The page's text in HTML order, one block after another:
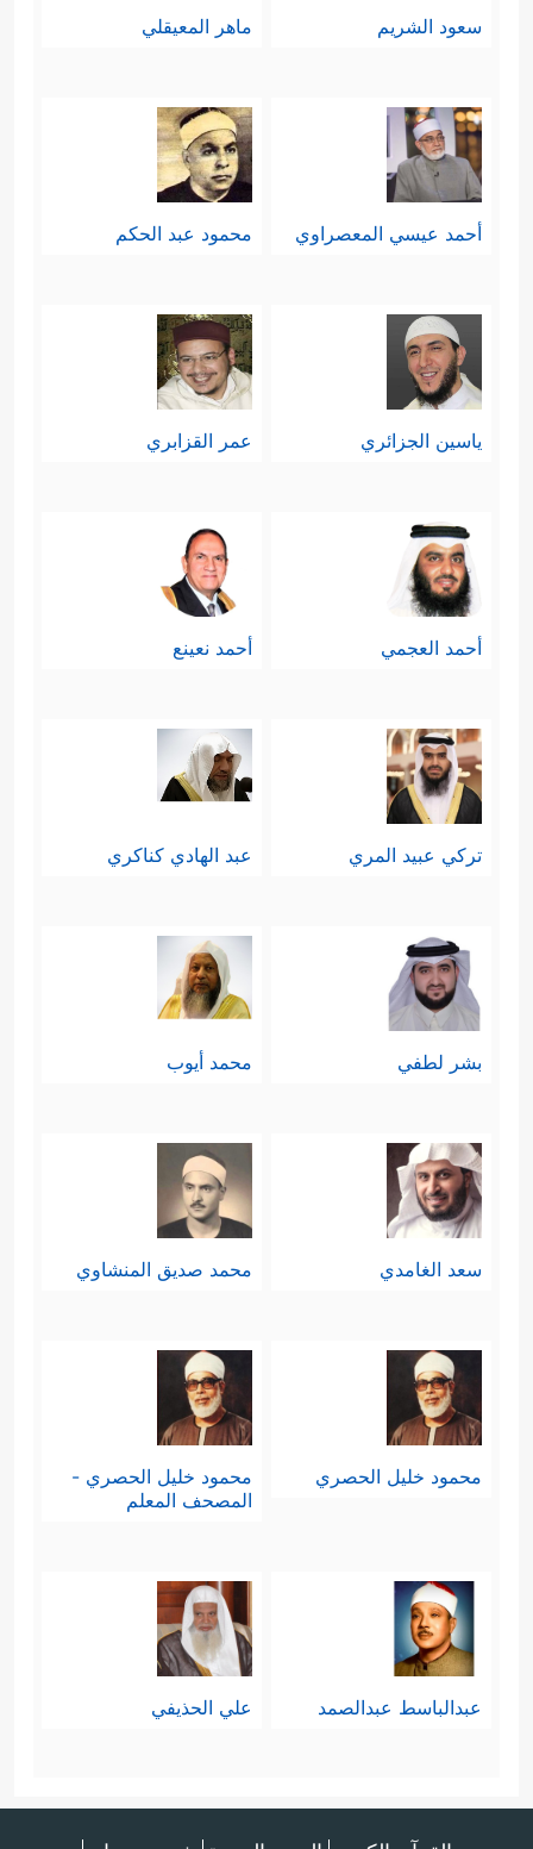
سعود الشريم ماهر المعيقلي
أحمد عيسي المعصراوي محمود عبد الحكم
ياسين الجزائري عمر القزابري
أحمد العجمي أحمد نعينع
تركي عبيد المري عبد الهادي كناكري
بشر لطفي محمد أيوب
سعد الغامدي محمد صديق المنشاوي
محمود خليل الحصري
محمود خليل الحصري -
المصحف المعلم
عبدالباسط عبدالصمد علي الحذيفي